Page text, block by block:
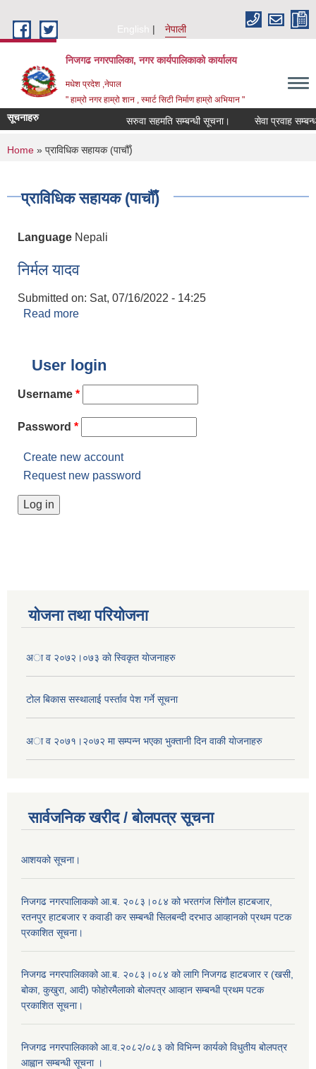
English
नेपाली
निजगढ नगरपालिका, नगर कार्यपालिकाको कार्यालय
मधेश प्रदेश ,नेपाल
" हाम्रो नगर हाम्रो शान , स्मार्ट सिटी निर्माण हाम्रो अभियान "
सूचनाहरु सरुवा सहमति सम्बन्धी सूचना। सेवा प्रवाह
You are here
Home » प्राविधिक सहायक (पाचौँ)
प्राविधिक सहायक (पाचौँ)
Language Nepali
निर्मल यादव
Submitted on: Sat, 07/16/2022 - 14:25
Read more
User login
Username *
Password *
Create new account
Request new password
योजना तथा परियोजना
अा व २०७२।०७३ काे स्विकृत याेजनाहरु
टोल बिकास स‌स्थालाई प‌र्स्ताव पेश गर्ने सूचना
अा‍ व २०७१।२०७२ मा सम्पन्न भएका भुक्तानी दिन वा‌की याेजनाहरु
सार्वजनिक खरीद / बोलपत्र सूचना
आशयको सूचना।
निजगढ नगरपालिाकको आ.ब. २०८३।०८४ को भरतगंज सिंगौल हाटबजार,
रतनपुर हाटबजार र कवाडी कर सम्बन्धी सिलबन्दी दरभाउ आव्हानको प्रथम पटक
प्रकाशित सूचना।
निजगढ नगरपालिकाको आ.ब. २०८३।०८४ को लागि निजगढ हाटबजार र (खसी,
बोका, कुखुरा, आदी) फोहोरमैलाको बोलपत्र आव्हान सम्बन्धी प्रथम पटक
प्रकाशित सूचना।
निजगढ नगरपालिकाको आ.व.२०८२/०८३ को विभिन्न कार्यको विधुतीय बोलपत्र
आह्वान सम्बन्धी सूचना ।